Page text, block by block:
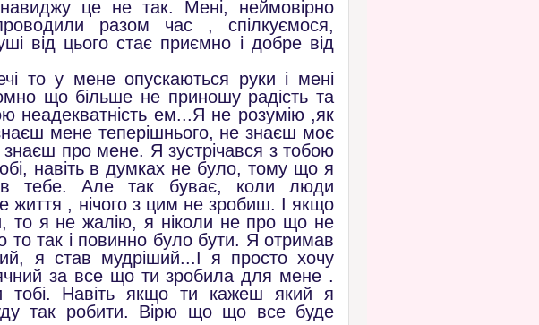
це не так. Мені, неймовірно
разом час , спілкуємося,
від цього стає приємно і добре від
то у мене опускаються руки і мені
що більше не приношу радість та
неадекватність ем...Я не розумію ,як
мене теперішнього, не знаєш моє
знаєш про мене. Я зустрічався з тобою
навіть в думках не було, тому що я
тебе. Але так буває, коли люди
життя , нічого з цим не зробиш. І якщо
то я не жалію, я ніколи не про що не
так і повинно було бути. Я отримав
я став мудріший...І я просто хочу
за все що ти зробила для мене .
Навіть якщо ти кажеш який я
так робити. Вірю що що все буде